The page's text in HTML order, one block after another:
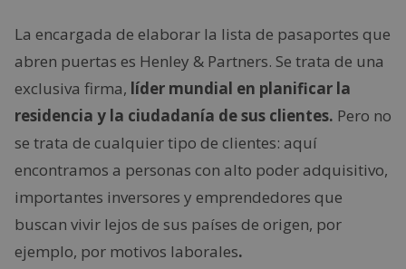
La encargada de elaborar la lista de pasaportes que
abren puertas es Henley & Partners. Se trata de una
exclusiva firma, líder mundial en planificar la
residencia y la ciudadanía de sus clientes. Pero no
se trata de cualquier tipo de clientes: aquí
encontramos a personas con alto poder adquisitivo,
importantes inversores y emprendedores que
buscan vivir lejos de sus países de origen, por
ejemplo, por motivos laborales.